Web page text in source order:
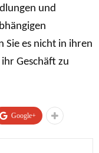
und
Sie es nicht in ihren
Geschäft zu
Google+